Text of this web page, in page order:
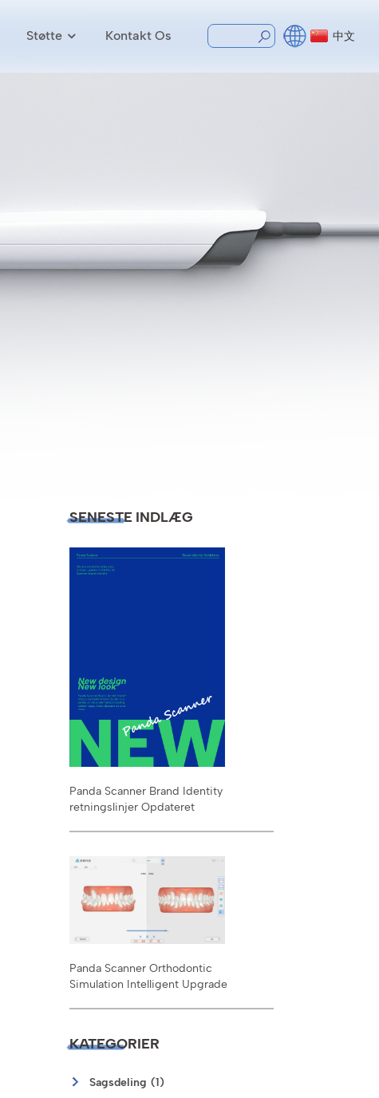
Støtte Kontakt Os 中文
SENESTE INDLÆG
Panda Scanner Brand Identity
retningslinjer Opdateret
Panda Scanner Orthodontic
Simulation Intelligent Upgrade
KATEGORIER
Sagsdeling (1)